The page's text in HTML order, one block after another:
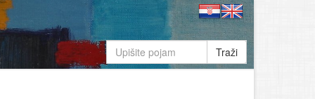
Traži